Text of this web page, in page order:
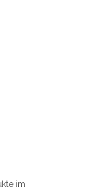
im